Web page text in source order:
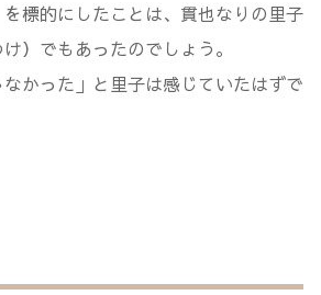
標的にしたことは、貫也なりの里子
）でもあったのでしょう。
なかった」と里子は感じていたはずで